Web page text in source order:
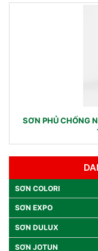
SƠN PHỦ CHỐNG
SƠN COLORI
SƠN EXPO
SƠN DULUX
SƠN JOTUN